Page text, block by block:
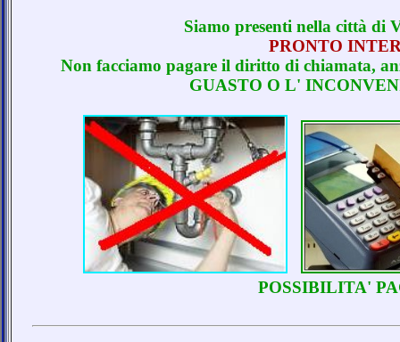
Siamo presenti nella città di
PRONTO
Non facciamo pagare il diritto di chiamata,
GUASTO O L'
POSSIBILITA'